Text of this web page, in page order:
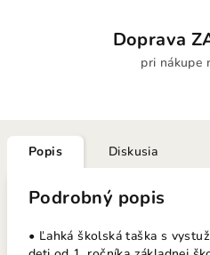
Doprava
pri nákupe
Popis Diskusia
Podrobný popis
• Ľahká školská taška s